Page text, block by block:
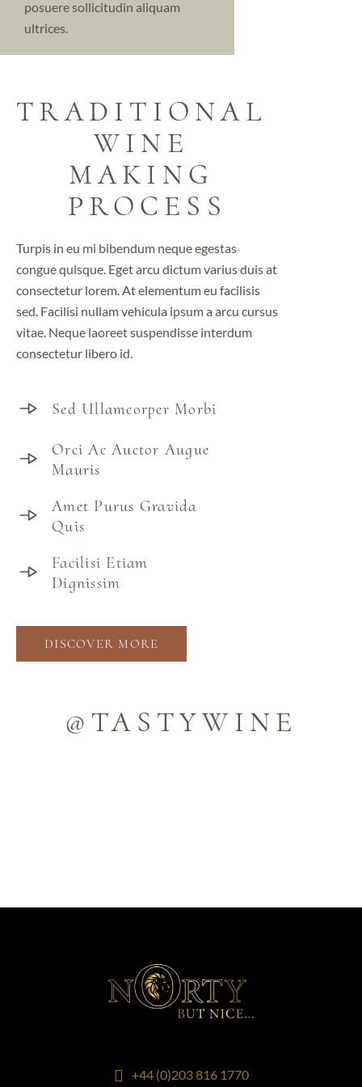
TRADITIONAL
WINE
MAKING
PROCESS
Turpis in eu mi bibendum neque egestas
congue quisque. Eget arcu dictum varius duis at
consectetur lorem. At elementum eu facilisis
sed. Facilisi nullam vehicula ipsum a arcu cursus
vitae. Neque laoreet suspendisse interdum
consectetur libero id.
Sed Ullamcorper Morbi
Orci Ac Auctor Augue
Mauris
Amet Purus Gravida
Quis
Facilisi Etiam
Dignissim
DISCOVER MORE
tortor id aliquet lectus proin.
posuere sollicitudin aliquam
ultrices.
Vulputate dignissim suspendi.
tortor id aliquet lectus proin.
@TASTYWINE
+44 (0)203 816 1770